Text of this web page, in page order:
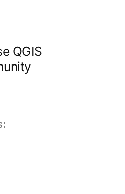
QGIS